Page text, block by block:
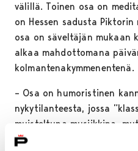
välillä. Toinen osa on
on Hessen sadusta
osa on säveltäjän mukaan
alkaa mahdottomana
kolmantenakymmenentenä.
– Osa on humoristinen
nykytilanteesta, jossa
muisteltuna musiikkina,
ajankohtaisena